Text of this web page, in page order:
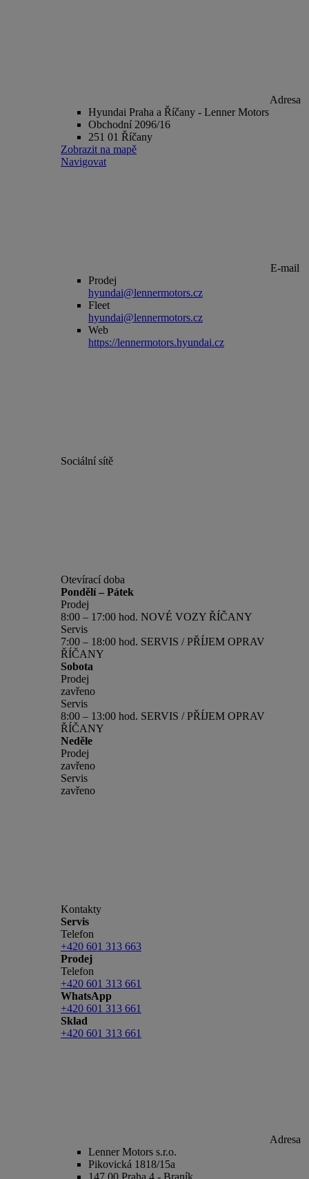
Adresa
Hyundai Praha a Říčany - Lenner Motors
Obchodní 2096/16
251 01 Říčany
Zobrazit na mapě
Navigovat
E-mail
Prodej
hyundai@lennermotors.cz
Fleet
hyundai@lennermotors.cz
Web
https://lennermotors.hyundai.cz
Sociální sítě
Otevírací doba
Pondělí – Pátek
Prodej
8:00 – 17:00 hod. NOVÉ VOZY ŘÍČANY
Servis
7:00 – 18:00 hod. SERVIS / PŘÍJEM OPRAV
ŘÍČANY
Sobota
Prodej
zavřeno
Servis
8:00 – 13:00 hod. SERVIS / PŘÍJEM OPRAV
ŘÍČANY
Neděle
Prodej
zavřeno
Servis
zavřeno
Kontakty
Servis
Telefon
+420 601 313 663
Prodej
Telefon
+420 601 313 661
WhatsApp
+420 601 313 661
Sklad
+420 601 313 661
Adresa
Lenner Motors s.r.o.
Pikovická 1818/15a
147 00 Praha 4 - Braník